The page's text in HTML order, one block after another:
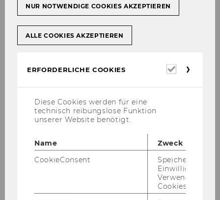
Štu­di­je pri­merov: Iz te­ori­je v
prak­so – oglej­te si po­drob­ne­je!
NUR NOTWENDIGE COOKIES AKZEPTIEREN
ALLE COOKIES AKZEPTIEREN
ERFORDERLICHE COOKIES
Diese Cookies werden für eine
technisch reibungslose Funktion
unserer Website benötigt.
Name
Zweck
CookieConsent
Speichert Ihre
Einwilligung zur
Verwendung von
Cookies.